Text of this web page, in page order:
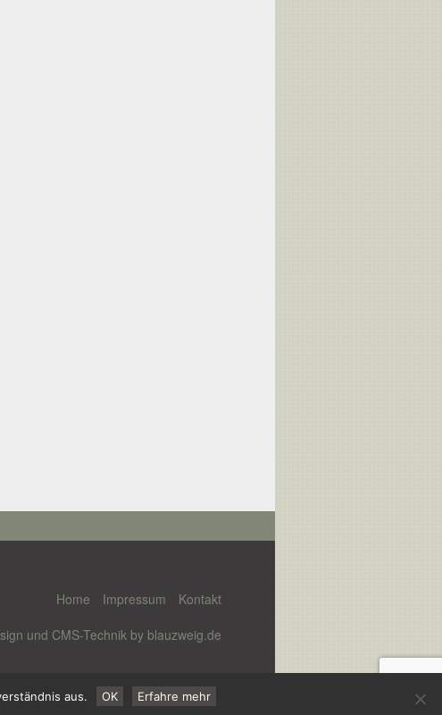
Home Impressum
Kontakt
und CMS-Technik by blauzweig.de
aus. OK Erfahre mehr